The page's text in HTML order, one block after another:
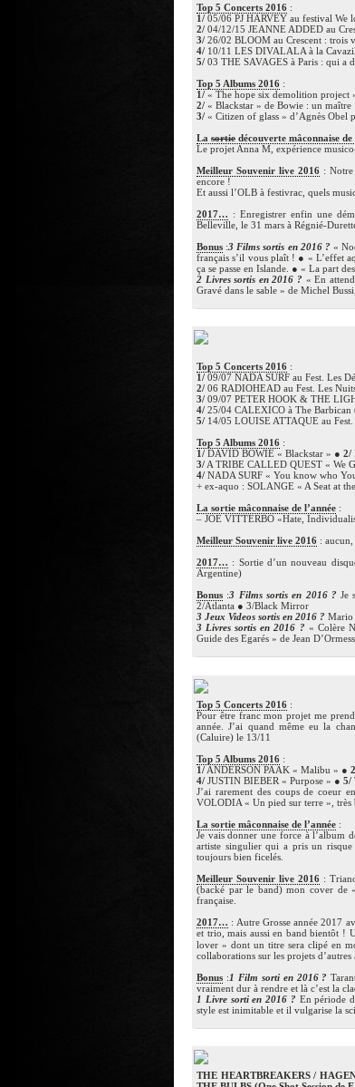
Top 5 Concerts 2016 :
1/ 05/06 PJ HARVEY au festival We
2/ 04/12/15 JEANNE ADDED au
3/ 26/02 BLOOM au Crescent : trois
4/ 10/11 LES DIVALALA à la
5/ 03 THE SAVAGES à Paris : qui a
Top 5 Albums 2016 :
1/ « The hope six demolition project
2/ « Blackstar » de Bowie : un maître
3/ « Citizen of glass » d’Agnès Obel
La sortie découverte mâconnaise de
Le projet Anna M, expérience
Meilleur Souvenir live 2016: Notre
encore !
Et aussi l’OLB à festivrac, quels
2017… : Enregistrer enfin une
Belleville, le 31 mars à Régnié-
Bonus :3 Films sortis en 2016 ?«
français s’il vous plaît ! ● « L’effet
ça se passe en Islande. ● « La part
2 Livres sortis en 2016 ? « En
Gravé dans le sable » de Michel
Top 5 Concerts 2016 :
1/ 09/07 NADA SURF au Fest. Les
2/ 06 RADIOHEAD au Fest. Les
3/ 09/07 PETER HOOK & THE
4/ 25/04 CALEXICO à The Barbican
5/ 14/05 LOUISE ATTAQUE au
Top 5 Albums 2016 :
1/ DAVID BOWIE « Blackstar » ● 2/
3/ A TRIBE CALLED QUEST « We
4/ NADA SURF « You know who
+ ex-aquo : SOLANGE « A Seat at
La sortie mâconnaise de l’année :
– JOE VITTERBO «Hate,
Meilleur Souvenir live 2016 : aucun,
2017… : Sortie d’un nouveau
Argentine)
Bonus :3 Films sortis en 2016 ?Je
2/Atlanta ● 3/Black Mirror
3 Jeux Videos sortis en 2016 ? Mario
3 Livres sortis en 2016 ? « Colère
Guide des Egarés » de Jean
Top 5 Concerts 2016 :
Pour être franc mon projet me
année. J’ai quand même eu la
(Caluire) le 13/11
Top 5 Albums 2016 :
1/ ANDERSON PAAK « Malibu » ●
4/ JUSTIN BIEBER « Purpose » ● 5/
J’ai rarement des coups de coeur
VOLODIA « Un pied sur terre », très
La sortie mâconnaise de l’année :
Je vais donner une force à l’album
artiste singulier qui a pris un
toujours bien ficelés.
Meilleur Souvenir live 2016 :
(backé par le band) mon cover de
française.
2017… : Autre Grosse année 2017
et trio, mais aussi en band bientôt !
lover » dont un titre sera clipé en
collaborations sur les projets
Bonus :1 Film sorti en 2016 ?
vraiment dur à rendre et là c’est la
1 Livre sorti en 2016 ? En période
style est inimitable et il vulgarise la
THE HEARTBREAKERS /